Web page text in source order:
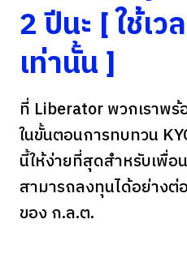
2 ปีนะ [ ใช้เว
เท่านั้น ]
ที่ Liberator พวกเราพ
ในขั้นตอนการทบทวน
นี้ให้ง่ายที่สุดสำหรับเพื่อ
สามารถลงทุนได้อย่างต่
ของ ก.ล.ต.